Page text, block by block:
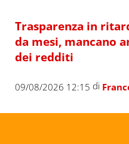
Trasparenza in
da mesi, mancano
dei redditi
09/08/2026 12:15 di